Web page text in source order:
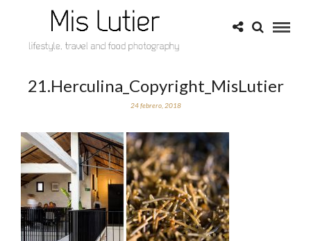
21.Herculina_Copyright_MisLutier
24 febrero, 2018